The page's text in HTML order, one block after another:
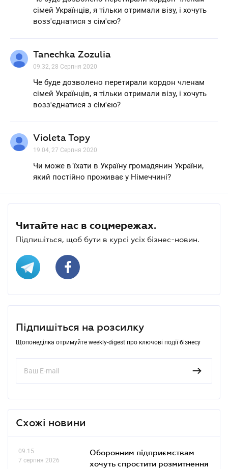
сiмей Українцiв, я тiльки отримали вiзу, i хочуть
возз'єднатися з сім'єю?
Tanechka Zozulia
09.32, 28 Серпня 2020
Че буде дозволено перетирали кордон членам
сiмей Українцiв, я тiльки отримали вiзу, i хочуть
возз'єднатися з сім'єю?
Violeta Topy
19.04, 27 Серпня 2020
Чи може в"їхати в Україну громадянин України,
який постійно проживає у Німеччині?
Читайте нас в соцмережах.
Підпишіться, щоб бути в курсі усіх бізнес-новин.
Підпишіться на розсилку
Щопонеділка отримуйте weekly-digest про ключові події бізнесу
Схожі новини
09.15
7 серпня 2026
Оборонним підприємствам
хочуть спростити розмитнення